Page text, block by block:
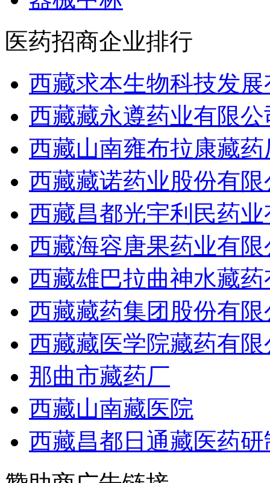
医药招商企业排行
西藏求本生物科技发
西藏藏永遵药业有限公
西藏山南雍布拉康藏药
西藏藏诺药业股份有限
西藏昌都光宇利民药
西藏海容唐果药业有限
西藏雄巴拉曲神水藏
西藏藏药集团股份有限
西藏藏医学院藏药有限
那曲市藏药厂
西藏山南藏医院
西藏昌都日通藏医药